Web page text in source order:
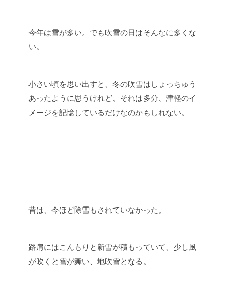
今年は雪が多い。でも吹雪の日はそんなに多くな
い。
小さい頃を思い出すと、冬の吹雪はしょっちゅう
あったように思うけれど、それは多分、津軽のイ
メージを記憶しているだけなのかもしれない。
昔は、今ほど除雪もされていなかった。
路肩にはこんもりと新雪が積もっていて、少し風
が吹くと雪が舞い、地吹雪となる。